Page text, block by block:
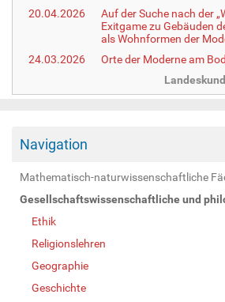
20.04.2026
Auf der Suche nach der
Exitgame zu Gebäuden
als Wohnformen der
24.03.2026
Orte der Moderne am
Navigation
Mathematisch-naturwissenschaftliche
Gesellschaftswissenschaftliche und
Ethik
Religionslehren
Geographie
Geschichte